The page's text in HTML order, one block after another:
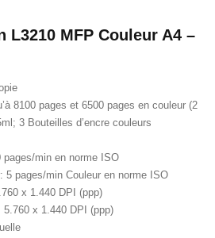
L3210 MFP Couleur A4 –
8100 pages et 6500 pages en couleur (2
3 Bouteilles d’encre couleurs
pages/min en norme ISO
5 pages/min Couleur en norme ISO
x 1.440 DPI (ppp)
5.760 x 1.440 DPI (ppp)